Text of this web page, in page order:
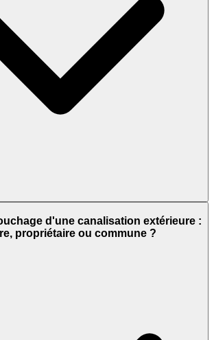
d'une canalisation extérieure :
propriétaire ou commune ?